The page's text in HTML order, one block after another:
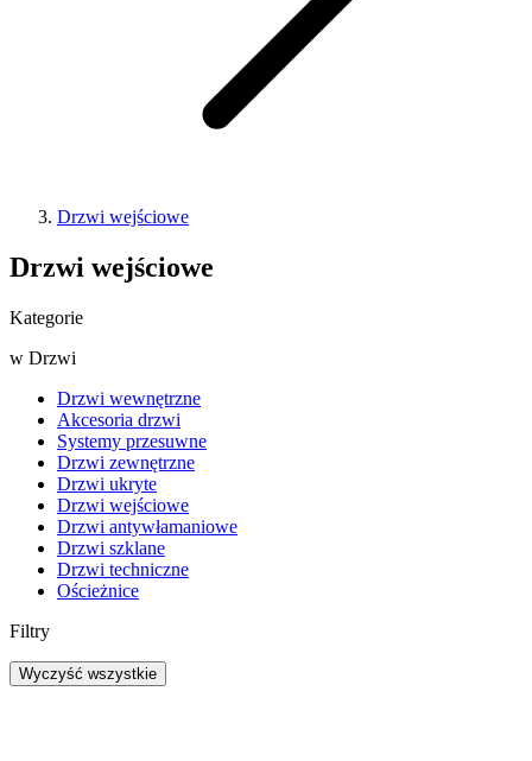
Drzwi wejściowe
Drzwi wejściowe
Kategorie
w Drzwi
Drzwi wewnętrzne
Akcesoria drzwi
Systemy przesuwne
Drzwi zewnętrzne
Drzwi ukryte
Drzwi wejściowe
Drzwi antywłamaniowe
Drzwi szklane
Drzwi techniczne
Ościeżnice
Filtry
Wyczyść wszystkie